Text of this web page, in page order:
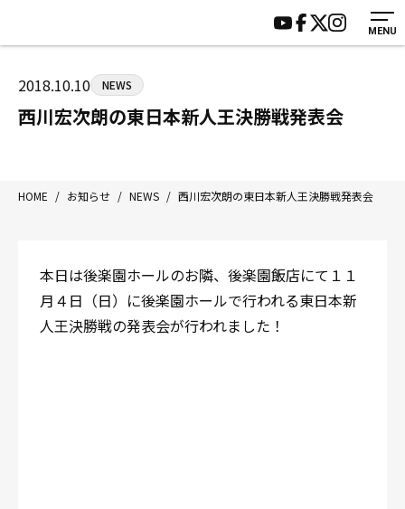
MENU
八王子中屋ボクシングジム
〒192-0072 東京都八王子市南町3-8 第2原嶋ビル1F
Tel/Fax：042-622-7222
HOME
ジムについて
トレーニング
入会案内
施設紹介
会員様の声
サポーター募集
2018.10.10 NEWS
西川宏次朗の東日本新人王決勝戦発表会
HOME / お知らせ / NEWS / 西川宏次朗の東日本新人王決勝戦発表会
本日は後楽園ホールのお隣、後楽園飯店にて１１
月４日（日）に後楽園ホールで行われる東日本新
人王決勝戦の発表会が行われました！